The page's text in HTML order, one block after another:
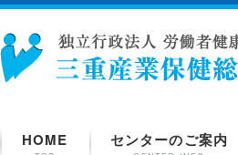
HOME センターのご案内